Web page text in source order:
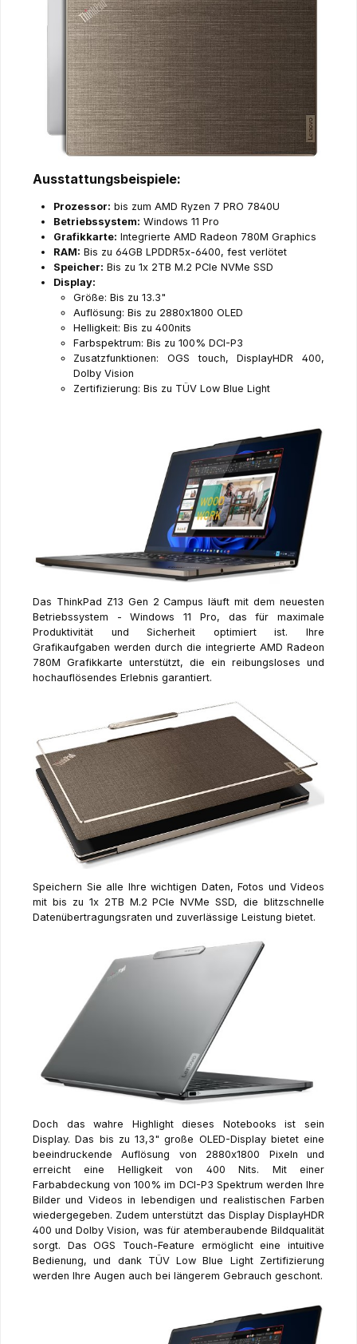
Ausstattungsbeispiele:
Prozessor: bis zum AMD Ryzen 7 PRO 7840U
Betriebssystem: Windows 11 Pro
Grafikkarte: Integrierte AMD Radeon 780M Graphics
RAM: Bis zu 64GB LPDDR5x-6400, fest verlötet
Speicher: Bis zu 1x 2TB M.2 PCIe NVMe SSD
Display:
Größe: Bis zu 13.3"
Auflösung: Bis zu 2880x1800 OLED
Helligkeit: Bis zu 400nits
Farbspektrum: Bis zu 100% DCI-P3
Zusatzfunktionen: OGS touch, DisplayHDR 400,
Dolby Vision
Zertifizierung: Bis zu TÜV Low Blue Light
Das ThinkPad Z13 Gen 2 Campus läuft mit dem neuesten
Betriebssystem - Windows 11 Pro, das für maximale
Produktivität und Sicherheit optimiert ist. Ihre
Grafikaufgaben werden durch die integrierte AMD Radeon
780M Grafikkarte unterstützt, die ein reibungsloses und
hochauflösendes Erlebnis garantiert.
Speichern Sie alle Ihre wichtigen Daten, Fotos und Videos
mit bis zu 1x 2TB M.2 PCIe NVMe SSD, die blitzschnelle
Datenübertragungsraten und zuverlässige Leistung bietet.
Doch das wahre Highlight dieses Notebooks ist sein
Display. Das bis zu 13,3" große OLED-Display bietet eine
beeindruckende Auflösung von 2880x1800 Pixeln und
erreicht eine Helligkeit von 400 Nits. Mit einer
Farbabdeckung von 100% im DCI-P3 Spektrum werden Ihre
Bilder und Videos in lebendigen und realistischen Farben
wiedergegeben. Zudem unterstützt das Display DisplayHDR
400 und Dolby Vision, was für atemberaubende Bildqualität
sorgt. Das OGS Touch-Feature ermöglicht eine intuitive
Bedienung, und dank TÜV Low Blue Light Zertifizierung
werden Ihre Augen auch bei längerem Gebrauch geschont.